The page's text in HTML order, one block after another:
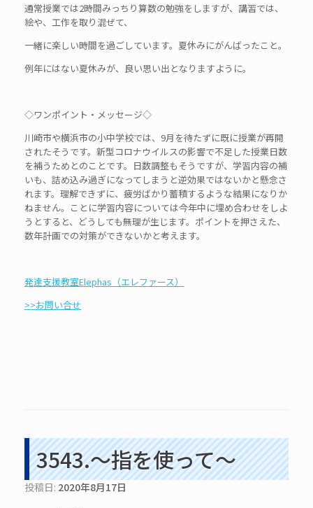
通常授業では2時間みっちり算数の勉強をしますが、講習では、
絵や、工作を取り混ぜて、
一緒に楽しい時間を過ごしています。夏休みにがんばったこと。
例年にはない夏休みが、良い思い出となりますように。
◇ワンポイント・メッセージ◇
川崎市や横浜市の小中学校では、9月を待たずに既に授業が再開
されたそうです。新型コロナウイルスの影響で不足した授業日数
を補うためとのことです。日数調整もそうですが、学習内容の補
いも、詰め込み過ぎになってしまうと逆効果ではないかと懸念さ
れます。理解できずに、疲労ばかり蓄積するような結果になりか
ねません。ことに学習内容については今年中に埋め合わせをしよ
うとすると、どうしても無理が生じます。ポイントを押さえた、
数年計画での対策ができないかと考えます。
発達支援教室Elephas（エレファース）
>>お問い合せ
3543.～指を使って～
投稿日: 2020年8月17日